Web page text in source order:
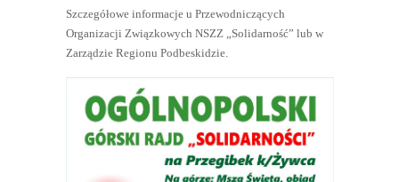
Szczegółowe informacje u Przewodniczących
Organizacji Związkowych NSZZ „Solidarność” lub w
Zarządzie Regionu Podbeskidzie.